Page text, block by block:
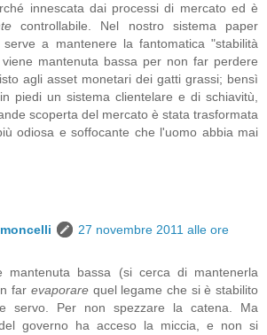
innescata dai processi di mercato ed è
controllabile. Nel nostro sistema paper
a mantenere la fantomatica "stabilità
mantenuta bassa per non far perdere
agli asset monetari dei gatti grassi; bensì
piedi un sistema clientelare e di schiavitù,
scoperta del mercato è stata trasformata
odiosa e soffocante che l'uomo abbia mai
27 novembre 2011 alle ore
mantenuta bassa (si cerca di mantenerla
far evaporarequel legame che si è stabilito
servo. Per non spezzare la catena. Ma
governo ha acceso la miccia, e non si